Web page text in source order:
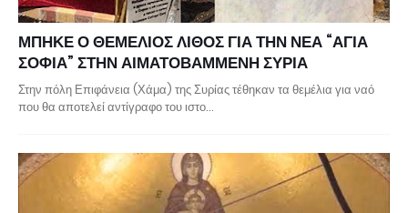
ΜΠΗΚΕ Ο ΘΕΜΕΛΙΟΣ ΛΙΘΟΣ ΓΙΑ ΤΗΝ ΝΕΑ “ΑΓΙΑ
ΣΟΦΙΑ” ΣΤΗΝ ΑΙΜΑΤΟΒΑΜΜΕΝΗ ΣΥΡΙΑ
Στην πόλη Επιφάνεια (Χάμα) της Συρίας τέθηκαν τα θεμέλια για ναό
που θα αποτελεί αντίγραφο του ιστο…